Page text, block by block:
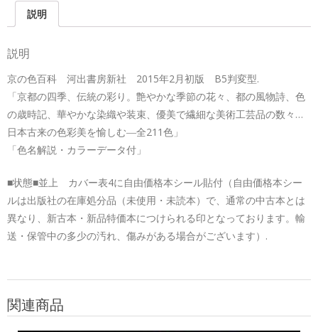
説明
説明
京の色百科 河出書房新社 2015年2月初版 B5判変型.
「京都の四季、伝統の彩り。艶やかな季節の花々、都の風物詩、色
の歳時記、華やかな染織や装束、優美で繊細な美術工芸品の数々…
日本古来の色彩美を愉しむ―全211色」
「色名解説・カラーデータ付」
■状態■並上 カバー表4に自由価格本シール貼付（自由価格本シー
ルは出版社の在庫処分品（未使用・未読本）で、通常の中古本とは
異なり、新古本・新品特価本につけられる印となっております。輸
送・保管中の多少の汚れ、傷みがある場合がございます）.
関連商品